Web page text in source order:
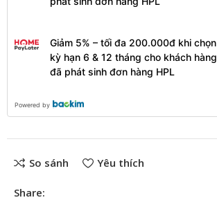
Giảm 5% – tối đa 200.000đ khi chọn
kỳ hạn 6 & 12 tháng cho khách hàng
đã phát sinh đơn hàng HPL
Powered by
So sánh Yêu thích
Share: